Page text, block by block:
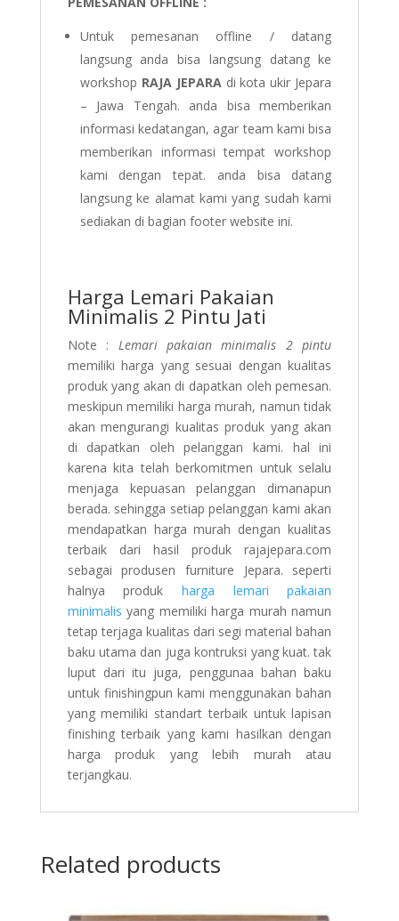
Untuk pemesanan offline / datang
langsung anda bisa langsung datang ke
workshop RAJA JEPARAdi kota ukir Jepara
– Jawa Tengah. anda bisa memberikan
informasi kedatangan, agar team kami bisa
memberikan informasi tempat workshop
kami dengan tepat. anda bisa datang
langsung ke alamat kami yang sudah kami
sediakan di bagian footer website ini.
Harga Lemari Pakaian
Minimalis 2 Pintu Jati
Note : Lemari pakaian minimalis 2 pintu
memiliki harga yang sesuai dengan kualitas
produk yang akan di dapatkan oleh pemesan.
meskipun memiliki harga murah, namun tidak
akan mengurangi kualitas produk yang akan
di dapatkan oleh pelanggan kami. hal ini
karena kita telah berkomitmen untuk selalu
menjaga kepuasan pelanggan dimanapun
berada. sehingga setiap pelanggan kami akan
mendapatkan harga murah dengan kualitas
terbaik dari hasil produk rajajepara.com
sebagai produsen furniture Jepara. seperti
halnya produk harga lemari pakaian
minimalis yang memiliki harga murah namun
tetap terjaga kualitas dari segi material bahan
baku utama dan juga kontruksi yang kuat. tak
luput dari itu juga, penggunaa bahan baku
untuk finishingpun kami menggunakan bahan
yang memiliki standart terbaik untuk lapisan
finishing terbaik yang kami hasilkan dengan
harga produk yang lebih murah atau
terjangkau.
Related products